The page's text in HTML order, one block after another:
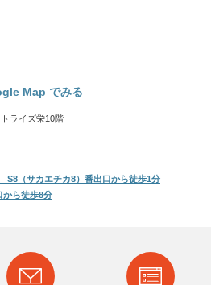
Map でみる
ライズ栄10階
S8（サカエチカ8）番出口から徒歩1分
から徒歩8分